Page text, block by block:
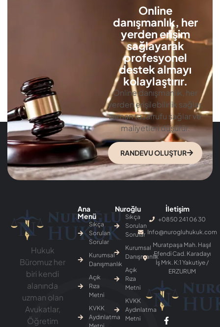
yerden erişilebilirlik sağlar,
zaman tasarrufu sağlar ve
maliyetleri düşürür.
RANDEVU OLUŞTUR
Hukuk
Büromuz her
biri kendi
Avukatlar,
Öğretim
üyeleri,
Teknik
uzman ve
Hukuk
Asistanları
ile işbirliği
içerisinde
çoklu sayı
Ana
Menü
Sıkça
Sorulan
Sorular
Kurumsal
Danışmanlık
KVKK
Aydınlatma
Metni
Blog
Nuroğlu
Sıkça
Sorulan
Sorular
Kurumsal
Danışmanlık
Açık
KVKK
Aydınlatma
Metni
Blog
İletişim
+0850 241 06 30
Info@nurogluhukuk.com
Muratpaşa Mah. Haşıl
Efendi Cad. Karadayı
İş Mrk. K:1 Yakutiye /
ERZURUM